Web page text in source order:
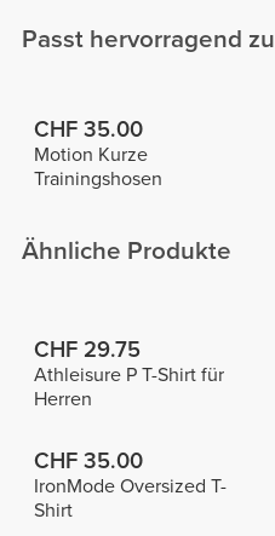
Passt hervorragend zu
CHF 35.00
Motion Kurze
Trainingshosen
Ähnliche Produkte
CHF 29.75
Athleisure P T-Shirt für
Herren
CHF 35.00
IronMode Oversized T-
Shirt